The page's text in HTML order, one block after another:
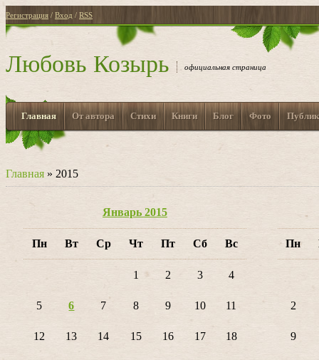
Регистрация / Вход / RSS
Любовь Козырь официальная страница
Главная От автора Стихи Книги Блог Фото
Главная » 2015
Январь 2015
Пн Вт Ср Чт Пт Сб Вс
1 2 3 4
5 6 7 8 9 10 11
12 13 14 15 16 17 18
Пн
2
9